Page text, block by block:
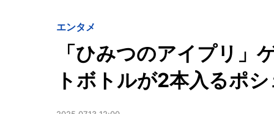
エンタメ
「ひみつのアイプリ
トボトルが2本入るポシ